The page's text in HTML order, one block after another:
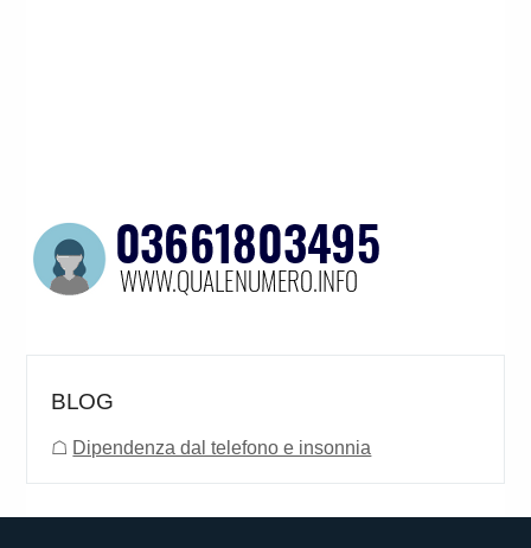
BLOG
☖ Dipendenza dal telefono e insonnia